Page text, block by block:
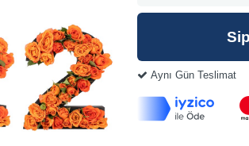
Aynı Gün Teslimat